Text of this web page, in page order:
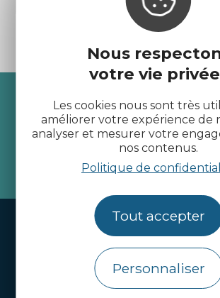
Nous
votre vie
Les cookies nous sont très
améliorer votre expérience de
analyser et mesurer votre
nos contenus.
Politique de
Tout accepter
Personnaliser
Recevez
Côtes
je m'abonne
Handi-tourisme
Webcams
Brochures